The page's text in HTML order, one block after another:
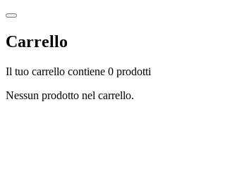
Carrello
Il tuo carrello contiene 0 prodotti
Nessun prodotto nel carrello.